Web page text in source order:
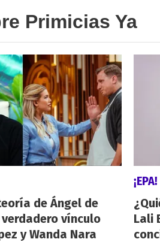
Primicias Ya
de Ángel de
vínculo
y Wanda Nara
¡EPA!
Lali